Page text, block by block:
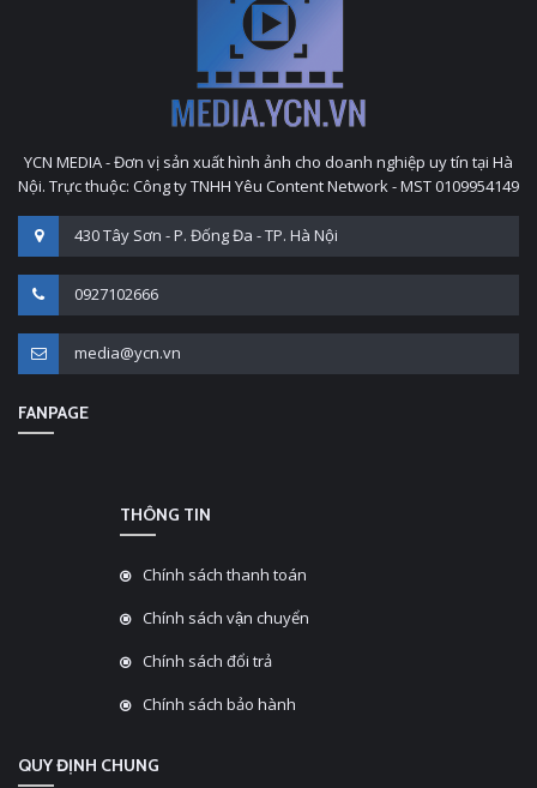
YCN MEDIA - Đơn vị sản xuất hình ảnh cho doanh nghiệp uy tín tại Hà
Nội. Trực thuộc: Công ty TNHH Yêu Content Network - MST 0109954149
430 Tây Sơn - P. Đống Đa - TP. Hà Nội
0927102666
media@ycn.vn
FANPAGE
THÔNG TIN
Chính sách thanh toán
Chính sách vận chuyển
Chính sách đổi trả
Chính sách bảo hành
QUY ĐỊNH CHUNG